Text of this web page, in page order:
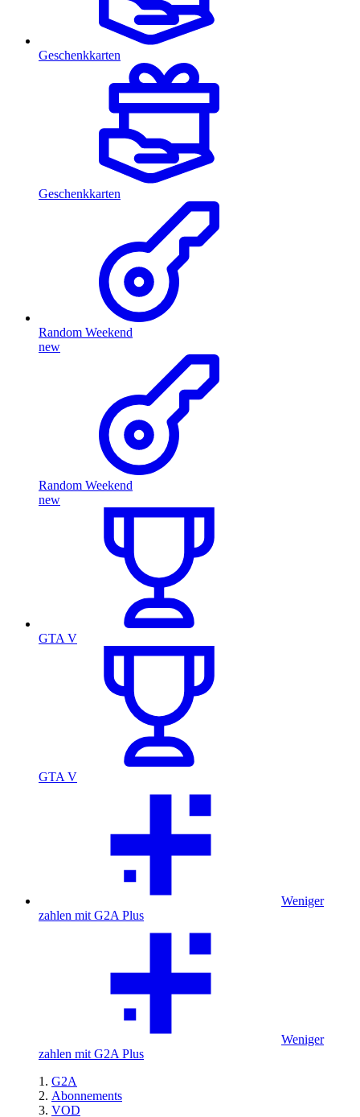
Geschenkkarten
Geschenkkarten
Random Weekend
new
Random Weekend
new
GTA V
GTA V
Weniger
zahlen mit G2A Plus
Weniger
zahlen mit G2A Plus
G2A
Abonnements
VOD